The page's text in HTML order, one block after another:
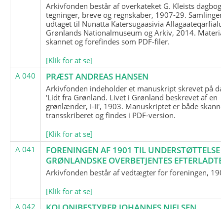
Arkivfonden består af overkateket G. Kleists
tegninger, breve og regnskaber, 1907-29.
udtaget til Nunatta Katersugaasivia
Grønlands Nationalmuseum og Arkiv, 2014.
skannet og forefindes som PDF-filer.
[Klik for at se]
A 040
PRÆST ANDREAS HANSEN
Arkivfonden indeholder et manuskript skrevet på
'Lidt fra Grønland. Livet i Grønland beskrevet af en
grønlænder, I-II', 1903. Manuskriptet er både
transskriberet og findes i PDF-version.
[Klik for at se]
A 041
FORENINGEN AF 1901 TIL
GRØNLANDSKE OVERBETJENTES
Arkivfonden består af vedtægter for foreningen,
[Klik for at se]
A 042